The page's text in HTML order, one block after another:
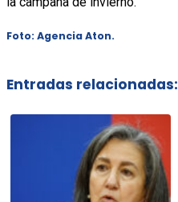
Foto: Agencia Aton.
Entradas relacionadas: